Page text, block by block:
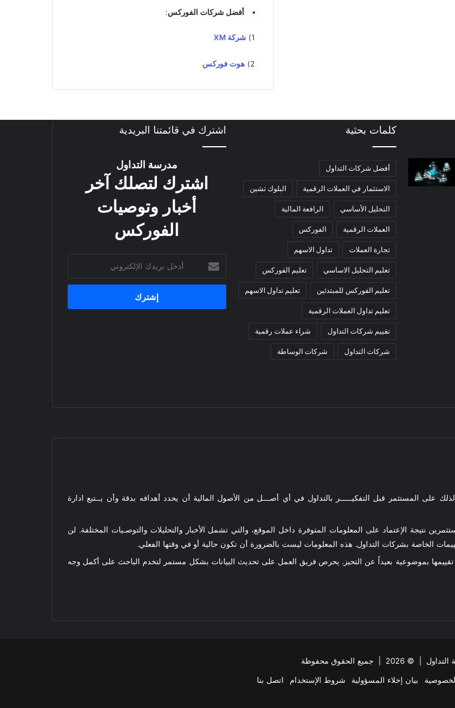
ي
أفضل شركات الفوركس:
1) شركة XM
2) هوت فوركس
كلمات بحثية
أفضل شركات التداول
الاستثمار في العملات الرقمية البلوك تشين
التحليل الأساسي الرافعة المالية
العملات الرقمية الفوركس
تجارة العملات تداول الاسهم
تعليم التحليل الاساسي تعليم الفوركس
تعليم الفوركس للمبتدئين تعليم تداول الاسهم
تعليم تداول العملات الرقمية
تقييم شركات التداول شراء عملات رقمية
شركات التداول شركات الوساطة
اشترك في قائمتنا البريدية
مدرسة التداول
اشترك لتصلك آخر
أخبار وتوصيات
الفوركس
بريدك
الإلكتروني
على المستثمر قبل التفكيـــــر بالتداول في أي أصـــل من الأصول المالية أن يحدد أهدافه بدقة وأن يــتبع ادارة
نتيجة الإعتماد على المعلومات المتوفرة داخل الموقع، والتي تشمل الأخبار والتحليلات والتوصـيات المختلفة. لن
الخاصة بشركات التداول. هذه المعلومات ليست بالضرورة أن تكون حالية أو في وقتها الفعلي.
بموضوعية بعيداً عن التحيز. يحرص فريق العمل على تحديث البيانات بشكل مستمر لتخدم الباحث على أكمل وجه
| © 2026 | جميع الحقوق محفوظة
بيان إخلاء المسؤولية شروط الإستخدام
اتصل بنا